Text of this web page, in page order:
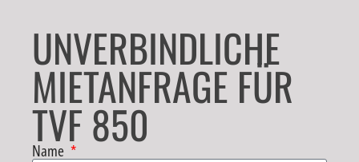
UNVERBINDLICHE
MIETANFRAGE FÜR
TVF 850
Name